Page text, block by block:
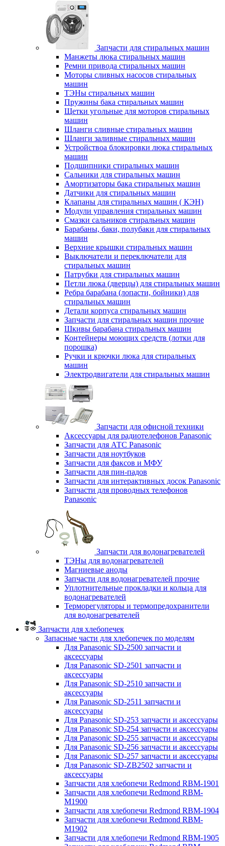
Запчасти для стиральных машин
Манжеты люка стиральных машин
Ремни привода стиральных машин
Моторы сливных насосов стиральных
машин
ТЭНы стиральных машин
Пружины бака стиральных машин
Щетки угольные для моторов стиральных
машин
Шланги сливные стиральных машин
Шланги заливные стиральных машин
Устройствоа блокировки люка стиральных
машин
Подшипники стиральных машин
Сальники для стиральных машин
Амортизаторы бака стиральных машин
Датчики для стиральных машин
Клапаны для стиральных машин ( КЭН)
Модули управления стиральных машин
Смазки сальников стиральных машин
Барабаны, баки, полубаки для стиральных
машин
Верхние крышки стиральных машин
Выключатели и переключатели для
стиральных машин
Патрубки для стиральных машин
Петли люка (дверцы) для стиральных машин
Ребра барабана (лопасти, бойники) для
стиральных машин
Детали корпуса стиральных машин
Запчасти для стиральных машин прочие
Шкивы барабана стиральных машин
Контейнеры моющих средств (лотки для
порошка)
Ручки и крючки люка для стиральных
машин
Электродвигатели для стиральных машин
Запчасти для офисной техники
Аксессуары для радиотелефонов Panasonic
Запчасти для АТС Panasonic
Запчасти для ноутбуков
Запчасти для факсов и МФУ
Запчасти для пин-падов
Запчасти для интерактивных досок Panasonic
Запчасти для проводных телефонов
Panasonic
Запчасти для водонагревателей
ТЭНы для водонагревателей
Магниевые аноды
Запчасти для водонагревателей прочие
Уплотнительные прокладки и кольца для
водонагревателей
Терморегуляторы и термопредохранители
для водонагревателей
Запчасти для хлебопечек
Запасные части для хлебопечек по моделям
Для Panasonic SD-2500 запчасти и
аксессуары
Для Panasonic SD-2501 запчасти и
аксессуары
Для Panasonic SD-2510 запчасти и
аксессуары
Для Panasonic SD-2511 запчасти и
аксессуары
Для Panasonic SD-253 запчасти и аксессуары
Для Panasonic SD-254 запчасти и аксессуары
Для Panasonic SD-255 запчасти и аксессуары
Для Panasonic SD-256 запчасти и аксессуары
Для Panasonic SD-257 запчасти и аксессуары
Для Panasonic SD-ZB2502 запчасти и
аксессуары
Запчасти для хлебопечи Redmond RBM-1901
Запчасти для хлебопечи Redmond RBM-
M1900
Запчасти для хлебопечи Redmond RBM-1904
Запчасти для хлебопечи Redmond RBM-
M1902
Запчасти для хлебопечи Redmond RBM-1905